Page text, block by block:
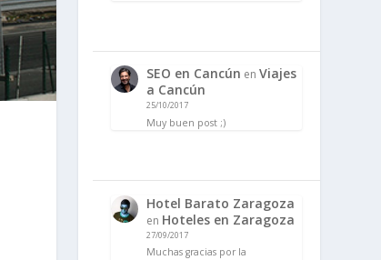
SEO en Cancún en Viajes
a Cancún
25/10/2017
Muy buen post ;)
Hotel Barato Zaragoza
en Hoteles en Zaragoza
27/09/2017
Muchas gracias por la